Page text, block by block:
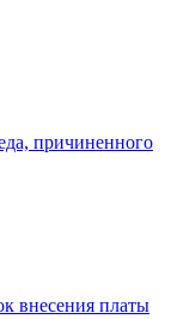
причиненного